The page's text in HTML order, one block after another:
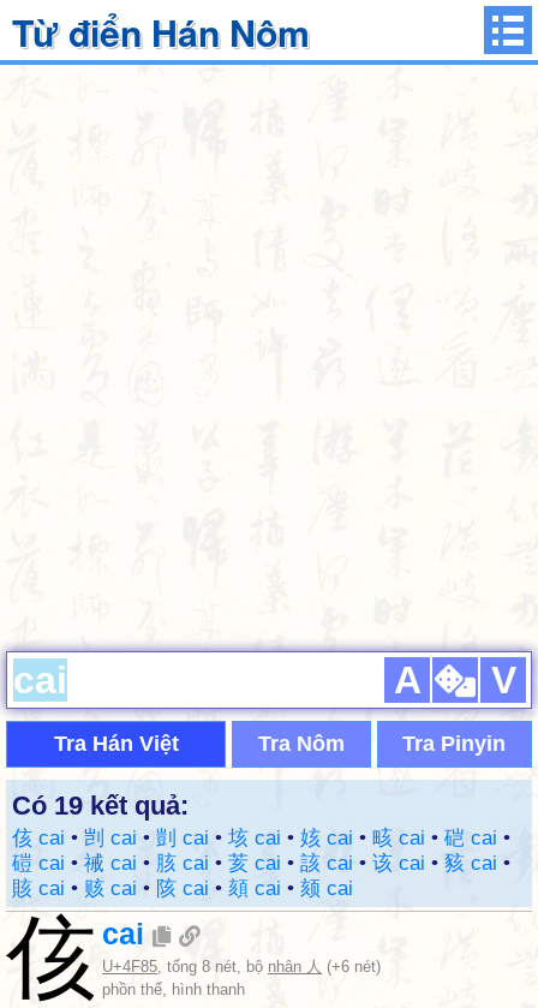
Từ điển Hán Nôm
A V
Tra Hán Việt Tra Nôm Tra Pinyin
Có 19 kết quả:
侅 cai • 剀 cai • 剴 cai • 垓 cai • 姟 cai • 畡 cai • 硙 cai •
磑 cai • 祴 cai • 胲 cai • 荄 cai • 該 cai • 该 cai • 豥 cai •
賅 cai • 赅 cai • 陔 cai • 頦 cai • 颏 cai
侅 cai
U+4F85, tổng 8 nét, bộ nhân 人 (+6 nét)
phồn thể, hình thanh